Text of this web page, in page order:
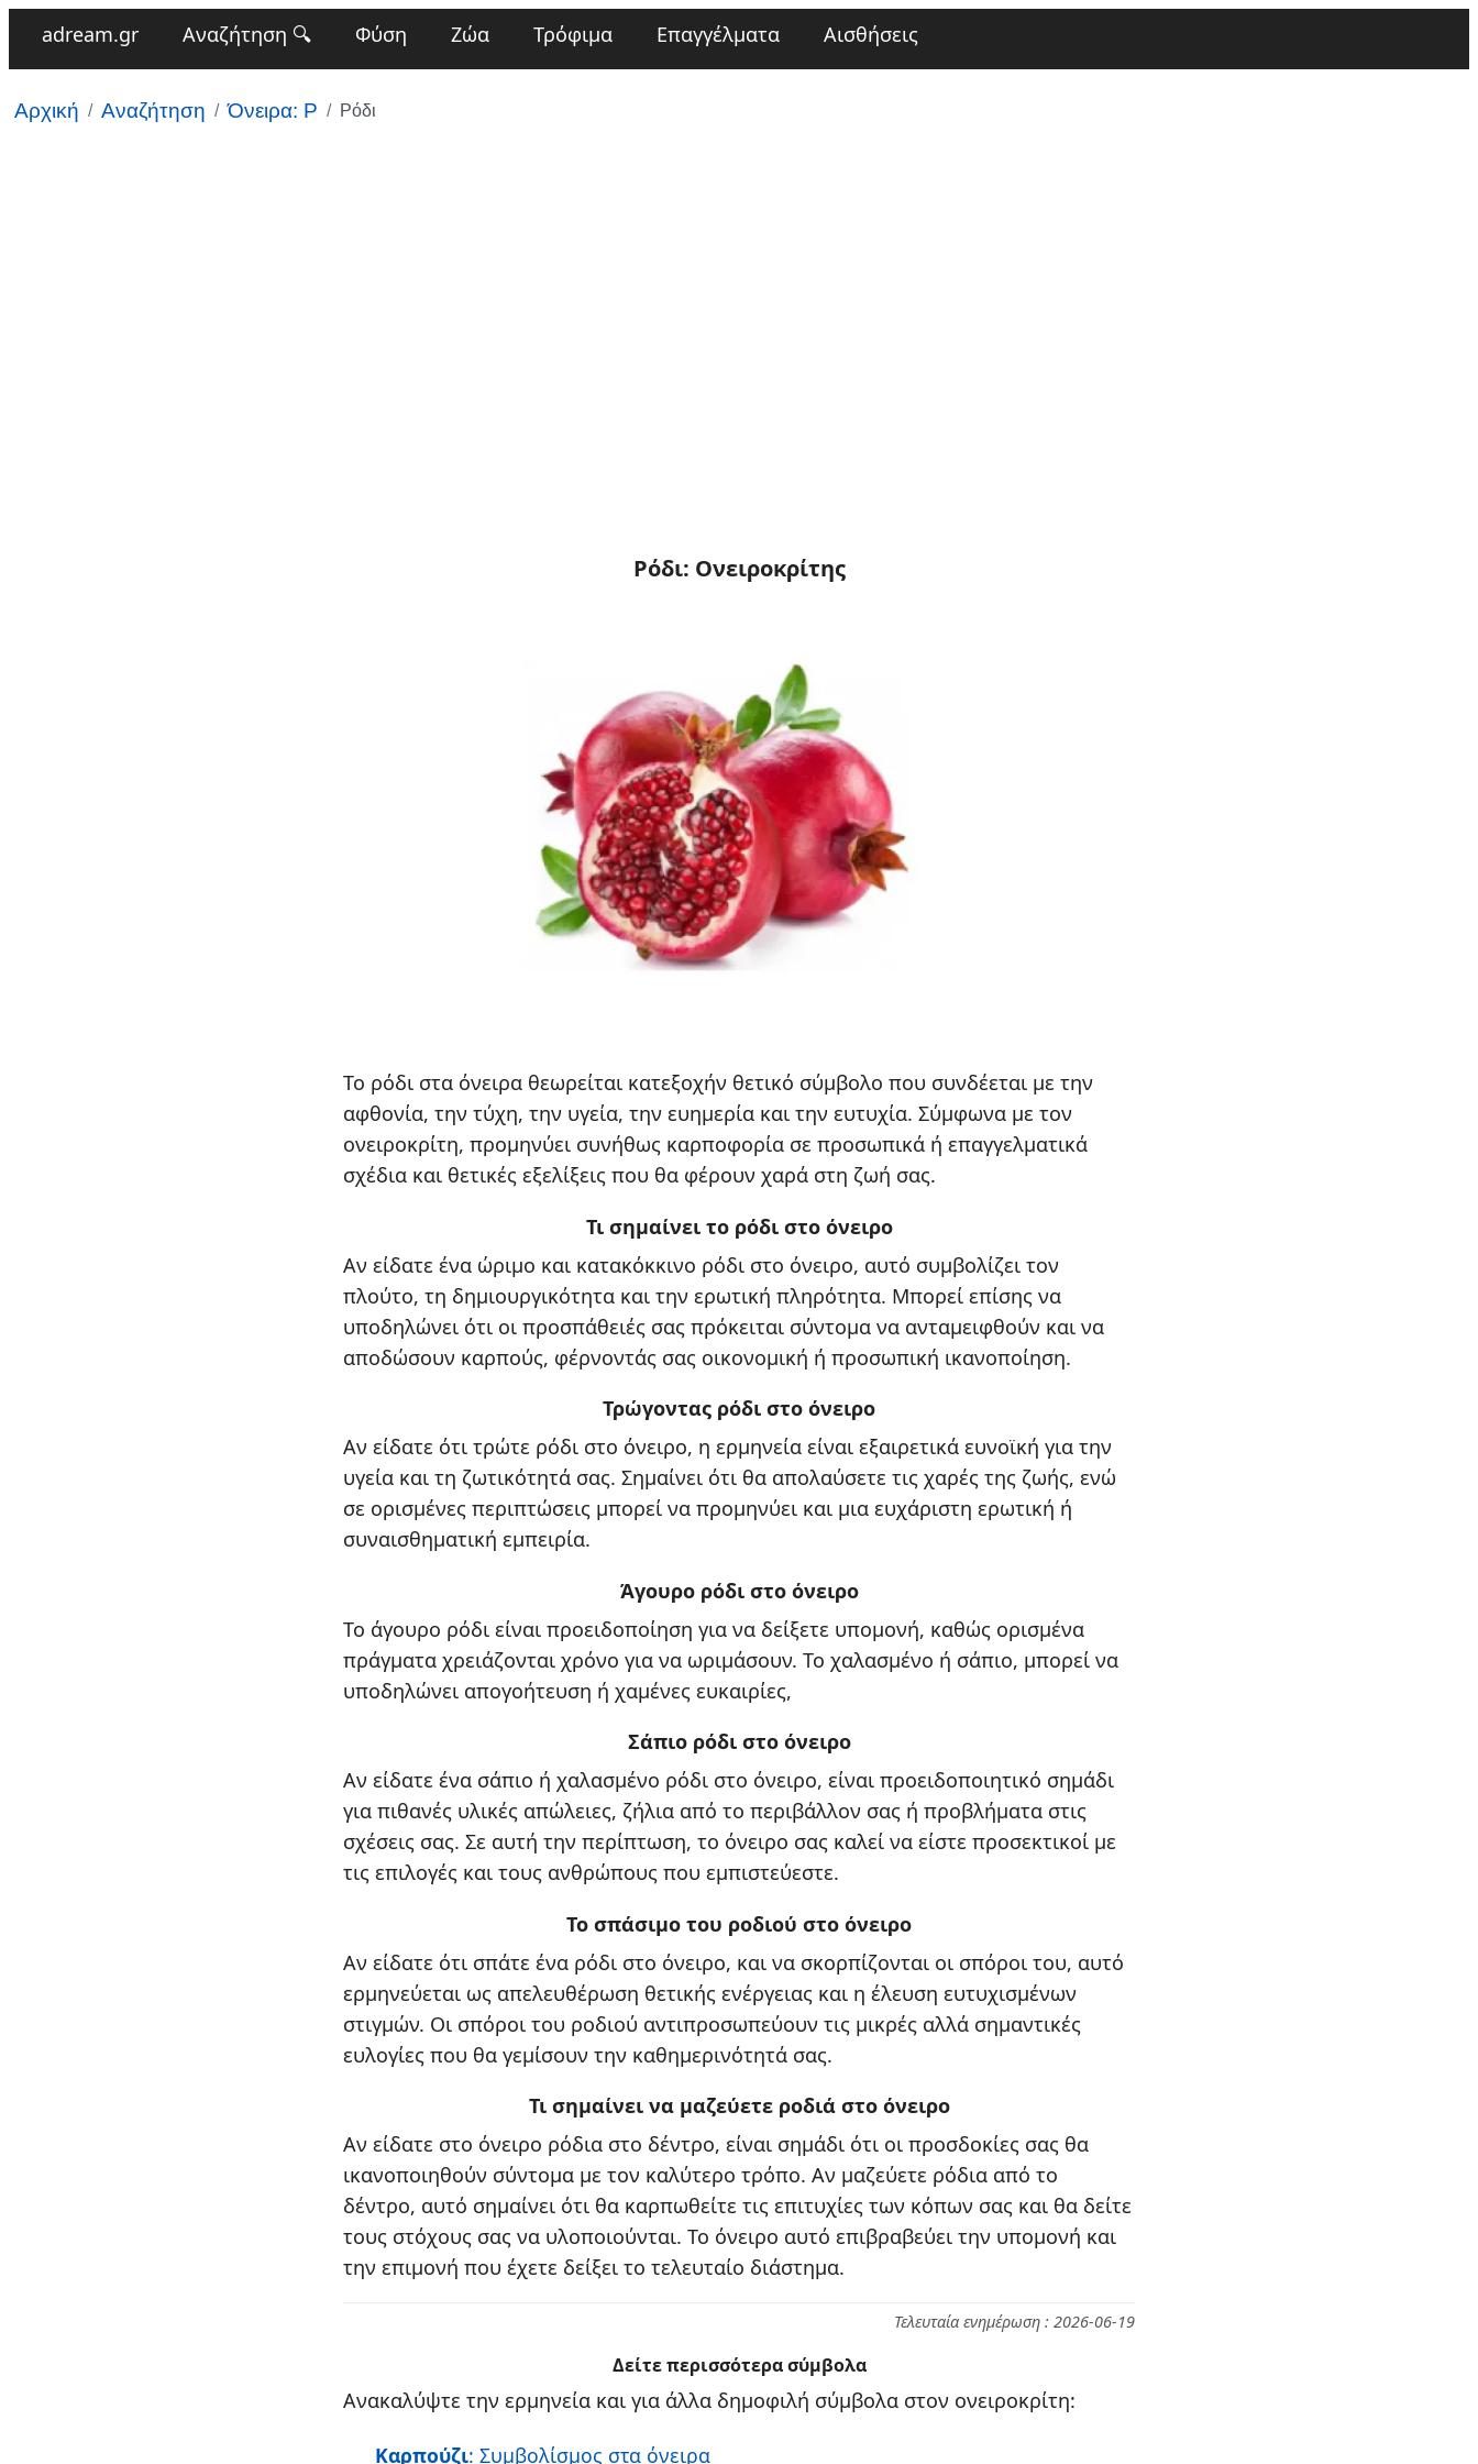
adream.gr Αναζήτηση 🔍 Φύση Ζώα Τρόφιμα Επαγγέλματα Αισθήσεις
Αρχική Αναζήτηση Όνειρα: Ρ Ρόδι
Ρόδι: Ονειροκρίτης
Το ρόδι στα όνειρα θεωρείται κατεξοχήν θετικό σύμβολο που συνδέεται με την
αφθονία, την τύχη, την υγεία, την ευημερία και την ευτυχία. Σύμφωνα με τον
ονειροκρίτη, προμηνύει συνήθως καρποφορία σε προσωπικά ή επαγγελματικά
σχέδια και θετικές εξελίξεις που θα φέρουν χαρά στη ζωή σας.
Τι σημαίνει το ρόδι στο όνειρο
Αν είδατε ένα ώριμο και κατακόκκινο ρόδι στο όνειρο, αυτό συμβολίζει τον
πλούτο, τη δημιουργικότητα και την ερωτική πληρότητα. Μπορεί επίσης να
υποδηλώνει ότι οι προσπάθειές σας πρόκειται σύντομα να ανταμειφθούν και να
αποδώσουν καρπούς, φέρνοντάς σας οικονομική ή προσωπική ικανοποίηση.
Τρώγοντας ρόδι στο όνειρο
Αν είδατε ότι τρώτε ρόδι στο όνειρο, η ερμηνεία είναι εξαιρετικά ευνοϊκή για την
υγεία και τη ζωτικότητά σας. Σημαίνει ότι θα απολαύσετε τις χαρές της ζωής, ενώ
σε ορισμένες περιπτώσεις μπορεί να προμηνύει και μια ευχάριστη ερωτική ή
συναισθηματική εμπειρία.
Άγουρο ρόδι στο όνειρο
Το άγουρο ρόδι είναι προειδοποίηση για να δείξετε υπομονή, καθώς ορισμένα
πράγματα χρειάζονται χρόνο για να ωριμάσουν. Το χαλασμένο ή σάπιο, μπορεί να
υποδηλώνει απογοήτευση ή χαμένες ευκαιρίες,
Σάπιο ρόδι στο όνειρο
Αν είδατε ένα σάπιο ή χαλασμένο ρόδι στο όνειρο, είναι προειδοποιητικό σημάδι
για πιθανές υλικές απώλειες, ζήλια από το περιβάλλον σας ή προβλήματα στις
σχέσεις σας. Σε αυτή την περίπτωση, το όνειρο σας καλεί να είστε προσεκτικοί με
τις επιλογές και τους ανθρώπους που εμπιστεύεστε.
Το σπάσιμο του ροδιού στο όνειρο
Αν είδατε ότι σπάτε ένα ρόδι στο όνειρο, και να σκορπίζονται οι σπόροι του, αυτό
ερμηνεύεται ως απελευθέρωση θετικής ενέργειας και η έλευση ευτυχισμένων
στιγμών. Οι σπόροι του ροδιού αντιπροσωπεύουν τις μικρές αλλά σημαντικές
ευλογίες που θα γεμίσουν την καθημερινότητά σας.
Τι σημαίνει να μαζεύετε ροδιά στο όνειρο
Αν είδατε στο όνειρο ρόδια στο δέντρο, είναι σημάδι ότι οι προσδοκίες σας θα
ικανοποιηθούν σύντομα με τον καλύτερο τρόπο. Αν μαζεύετε ρόδια από το
δέντρο, αυτό σημαίνει ότι θα καρπωθείτε τις επιτυχίες των κόπων σας και θα δείτε
τους στόχους σας να υλοποιούνται. Το όνειρο αυτό επιβραβεύει την υπομονή και
την επιμονή που έχετε δείξει το τελευταίο διάστημα.
Τελευταία ενημέρωση : 2026-06-19
Δείτε περισσότερα σύμβολα
Ανακαλύψτε την ερμηνεία και για άλλα δημοφιλή σύμβολα στον ονειροκρίτη:
Καρπούζι: Συμβολίσμος στα όνειρα